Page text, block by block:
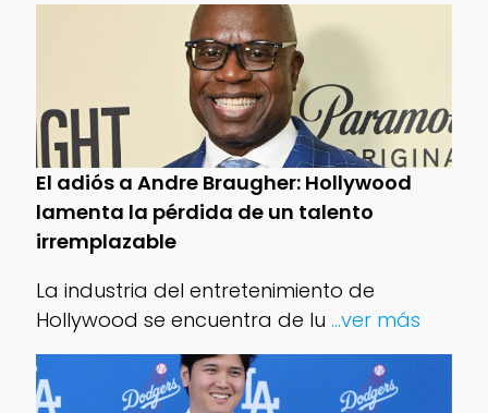
El adiós a Andre Braugher: Hollywood
lamenta la pérdida de un talento
irremplazable
La industria del entretenimiento de
Hollywood se encuentra de lu ...ver más